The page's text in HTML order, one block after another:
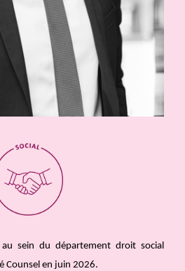
sein du département droit social
Counsel en juin 2026.